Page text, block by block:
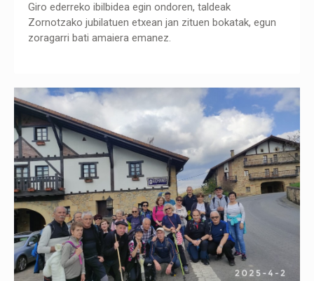
Giro ederreko ibilbidea egin ondoren, taldeak
Zornotzako jubilatuen etxean jan zituen bokatak, egun
zoragarri bati amaiera emanez.